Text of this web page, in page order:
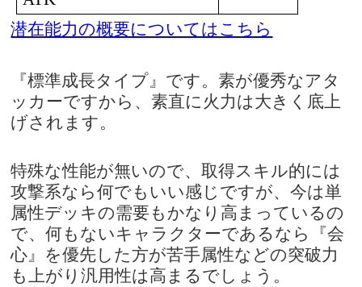
潜在能力の概要についてはこちら
『標準成長タイプ』です。素が優秀なアタ
ッカーですから、素直に火力は大きく底上
げされます。
特殊な性能が無いので、取得スキル的には
攻撃系なら何でもいい感じですが、今は単
属性デッキの需要もかなり高まっているの
で、何もないキャラクターであるなら『会
心』を優先した方が苦手属性などの突破力
も上がり汎用性は高まるでしょう。